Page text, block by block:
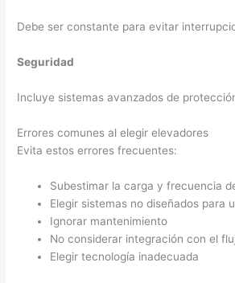
Debe ser constante para evitar
Seguridad
Incluye sistemas avanzados de
Errores comunes al elegir elevadores
Evita estos errores frecuentes:
Subestimar la carga y frecuencia
Elegir sistemas no diseñados para
Ignorar mantenimiento
No considerar integración con el
Elegir tecnología inadecuada